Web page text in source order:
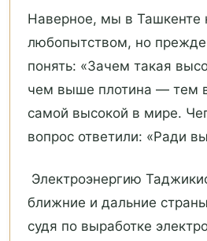
Наверное, мы в Ташкенте
любопытством, но прежде
понять: «Зачем такая
чем выше плотина — тем
самой высокой в мире.
вопрос ответили: «Ради
Электроэнергию
ближние и дальние
судя по выработке